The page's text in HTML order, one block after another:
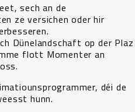
sech an de
ze versichen oder hir
Dünelandschaft op der Plaz
flott Momenter an
déi de
hunn.